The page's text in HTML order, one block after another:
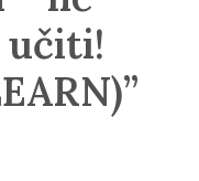
učiti!